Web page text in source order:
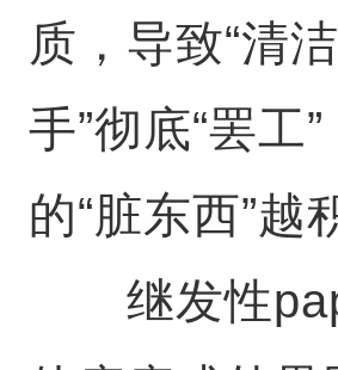
质，导致“清
手”彻底“罢工
的“脏东西”越
继发性